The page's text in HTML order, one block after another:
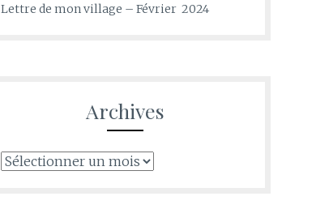
Lettre de mon village – Février 2024
Archives
Archives